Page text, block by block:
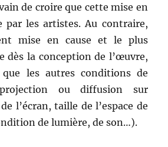
de croire que cette mise en
par les artistes. Au contraire,
mise en cause et le plus
dès la conception de l’œuvre,
les autres conditions de
ou diffusion sur
l’écran, taille de l’espace de
de lumière, de son…).